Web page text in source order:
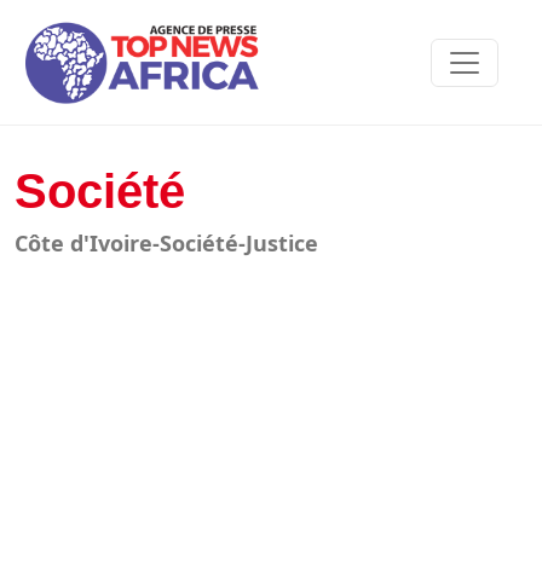
Société
Côte d'Ivoire-Société-Justice